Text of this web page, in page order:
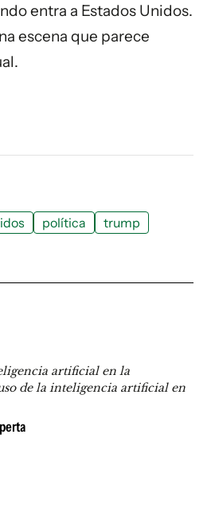
entra a Estados Unidos.
escena que parece
política
trump
artificial en la
de la inteligencia artificial en